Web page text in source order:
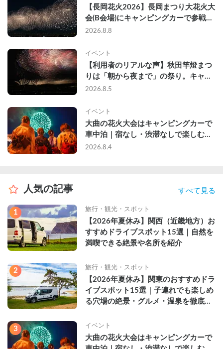
【長岡花火2026】長岡まつり大花火大
会(B会場)にキャンピングカーで参戦し
て、長岡駅前で車中泊してきた
2026.8.8
イベント
【利用者のリアルな声】秋田竿燈まつ
りは「朝から夜まで」の祭り。キャン
ピングカーで行った2組の記録
2026.8.5
イベント
大曲の花火大会はキャンピングカーで
車中泊｜宿なし・渋滞なしで楽しむ
2026年完全ガイド
2026.8.4
人気の記事 すべて見る
1 旅行・観光・スポット
【2026年夏休み】関西（近畿地方）お
すすめドライブスポット15選｜自然を
満喫できる絶景や名所を紹介
2 旅行・観光・スポット
【2026年夏休み】関東のおすすめドラ
イブスポット15選｜子連れでも楽しめ
る穴場の絶景・グルメ・温泉を徹底解
3 イベント
大曲の花火大会はキャンピングカーで